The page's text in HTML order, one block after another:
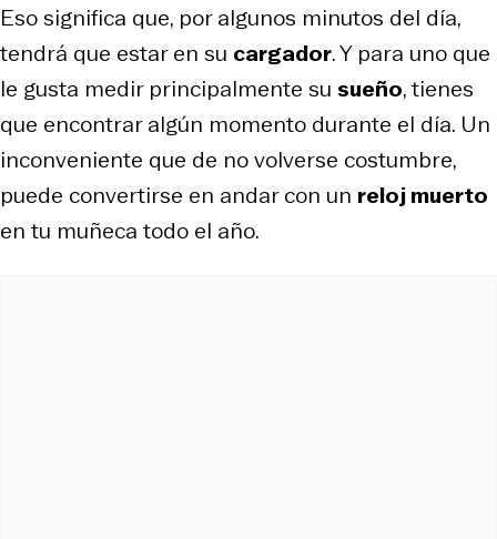
Eso significa que, por algunos minutos del día,
tendrá que estar en su cargador. Y para uno que
le gusta medir principalmente su sueño, tienes
que encontrar algún momento durante el día. Un
inconveniente que de no volverse costumbre,
puede convertirse en andar con un reloj muerto
en tu muñeca todo el año.